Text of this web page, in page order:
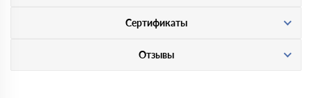
Сертификаты
Отзывы